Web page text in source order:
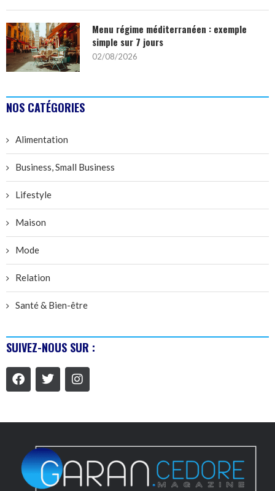
Menu régime méditerranéen : exemple
simple sur 7 jours
02/08/2026
NOS CATÉGORIES
Alimentation
Business, Small Business
Lifestyle
Maison
Mode
Relation
Santé & Bien-être
SUIVEZ-NOUS SUR :